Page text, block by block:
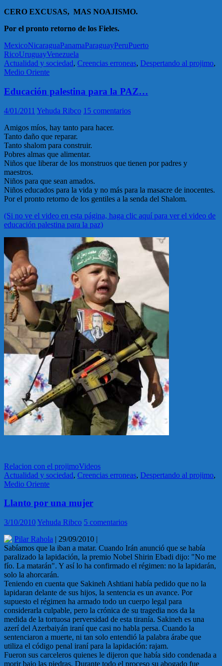
CERO EXCUSAS, MAS NOAJISMO.
Por el pronto retorno de los Fieles.
MexicoNicaraguaPanamaParaguayPeruPuerto
RicoUruguayVenezuela
Actualidad y sociedad, Creencias erroneas, Despertando al projimo,
Medio Oriente
Educación palestina para la PAZ…
4/01/2011 Yehuda Ribco 15 comentarios
Amigos míos, hay tanto para hacer.
Tanto daño que reparar.
Tanto shalom para construir.
Pobres almas que alimentar.
Niños que liberar de los monstruos que tienen por padres y
maestros.
Niños para que sean amados.
Niños educados para la vida y no más para la masacre de inocentes.
Por el pronto retorno de los gentiles a la senda del Shalom.
(Si no ve el video en esta página, haga clic aquí para ver el video de
educación palestina para la paz)
Relacion con el projimoVideos
Actualidad y sociedad, Creencias erroneas, Despertando al projimo,
Medio Oriente
Llanto por una mujer
3/10/2010Yehuda Ribco 5 comentarios
Pilar Rahola | 29/09/2010 |
Sabíamos que la iban a matar. Cuando Irán anunció que se había
paralizado la lapidación, la premio Nobel Shirin Ebadi dijo: "No me
fío. La matarán". Y así lo ha confirmado el régimen: no la lapidarán,
solo la ahorcarán.
Teniendo en cuenta que Sakineh Ashtiani había pedido que no la
lapidaran delante de sus hijos, la sentencia es un avance. Por
supuesto el régimen ha armado todo un cuerpo legal para
considerarla culpable, pero la crónica de su tragedia nos da la
medida de la tortuosa perversidad de esta tiranía. Sakineh es una
azerí del Azerbaiyán iraní que casi no habla persa. Cuando la
sentenciaron a muerte, ni tan solo entendió la palabra árabe que
utiliza el código penal iraní para la lapidación: rajam.
Fueron sus carceleros quienes le dijeron que había sido condenada a
morir bajo las piedras. Durante todo el proceso su abogado fue